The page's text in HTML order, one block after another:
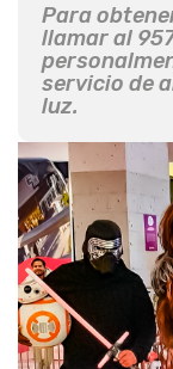
Para
llamar al
servicio de
luz.